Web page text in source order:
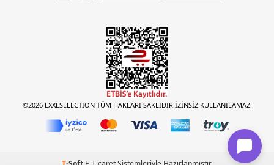
©2026 EXXESELECTION TÜM HAKLARI SAKLIDIR.İZİNSİZ KULLANILAMAZ.